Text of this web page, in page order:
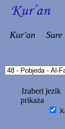
Kur'an Sure
Izaberi jezik
prikaza